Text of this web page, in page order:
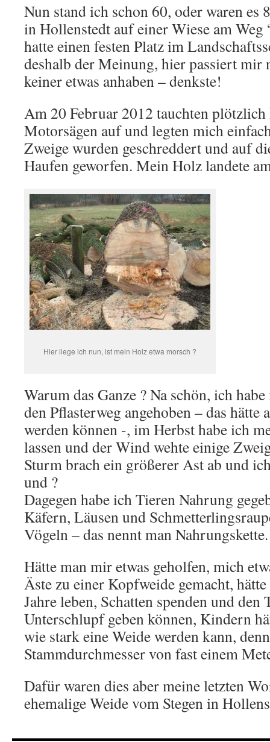
Nun stand ich schon 60, oder waren es
in Hollenstedt auf einer Wiese am Weg
hatte einen festen Platz im
deshalb der Meinung, hier passiert
keiner etwas anhaben – denkste!
Am 20 Februar 2012 tauchten
Motorsägen auf und legten mich
Zweige wurden geschreddert und auf
Haufen geworfen. Mein Holz landete
Hier liege ich nun, ist mein Holz etwa morsch ?
Warum das Ganze ? Na schön, ich
den Pflasterweg angehoben – das hätte
werden können -, im Herbst habe ich
lassen und der Wind wehte einige
Sturm brach ein größerer Ast ab und
und ?
Dagegen habe ich Tieren Nahrung
Käfern, Läusen und
Vögeln – das nennt man Nahrungskette.
Hätte man mir etwas geholfen, mich
Äste zu einer Kopfweide gemacht,
Jahre leben, Schatten spenden und den
Unterschlupf geben können, Kindern
wie stark eine Weide werden kann,
Stammdurchmesser von fast einem
Dafür waren dies aber meine letzten
ehemalige Weide vom Stegen in